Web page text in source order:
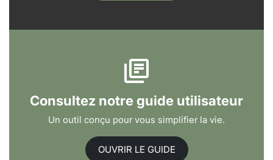
Consultez notre guide utilisateur
Un outil conçu pour vous simplifier la vie.
OUVRIR LE GUIDE